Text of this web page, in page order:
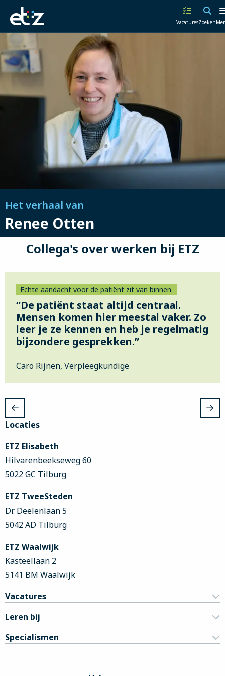
Werken
bij
Elisabeth-
TweeSteden
Ziekenhuis
VacaturesZoeken
Het verhaal van
Renee Otten
Collega's over werken bij ETZ
Echte aandacht voor de patiënt zit van binnen.
“De patiënt staat altijd centraal.
Mensen komen hier meestal vaker. Zo
leer je ze kennen en heb je regelmatig
bijzondere gesprekken.”
Caro Rijnen, Verpleegkundige
Site
footer
Locaties
ETZ Elisabeth
Hilvarenbeekseweg 60
5022 GC Tilburg
ETZ TweeSteden
Dr. Deelenlaan 5
5042 AD Tilburg
ETZ Waalwijk
Kasteellaan 2
5141 BM Waalwijk
Vacatures
Leren bij
Specialismen